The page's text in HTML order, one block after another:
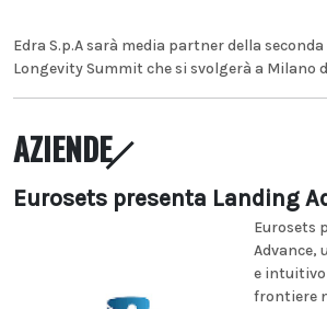
Edra S.p.A sarà media partner della
Longevity Summit che si svolgerà a Milano
AZIENDE
Eurosets presenta Landing
Eurosets
Advance,
e intuitivo
frontiere